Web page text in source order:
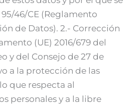
46/CE (Reglamento
de Datos). 2.- Corrección
(UE) 2016/679 del
y del Consejo de 27 de
a la protección de las
que respecta al
personales y a la libre